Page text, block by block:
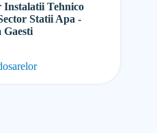
Instalatii Tehnico
Statii Apa -
Gaesti